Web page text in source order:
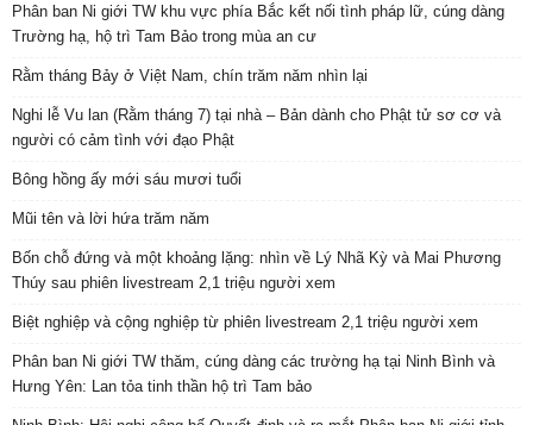
Phân ban Ni giới TW khu vực phía Bắc kết nối tình pháp lữ, cúng dàng
Trường hạ, hộ trì Tam Bảo trong mùa an cư
Rằm tháng Bảy ở Việt Nam, chín trăm năm nhìn lại
Nghi lễ Vu lan (Rằm tháng 7) tại nhà – Bản dành cho Phật tử sơ cơ và
người có cảm tình với đạo Phật
Bông hồng ấy mới sáu mươi tuổi
Mũi tên và lời hứa trăm năm
Bốn chỗ đứng và một khoảng lặng: nhìn về Lý Nhã Kỳ và Mai Phương
Thúy sau phiên livestream 2,1 triệu người xem
Biệt nghiệp và cộng nghiệp từ phiên livestream 2,1 triệu người xem
Phân ban Ni giới TW thăm, cúng dàng các trường hạ tại Ninh Bình và
Hưng Yên: Lan tỏa tinh thần hộ trì Tam bảo